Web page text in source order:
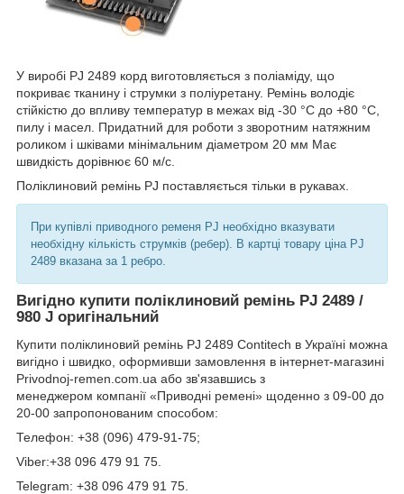
У виробі PJ 2489 корд виготовляється з поліаміду, що
покриває тканину і струмки з поліуретану. Ремінь володіє
стійкістю до впливу температур в межах від -30 °C до +80 °C,
пилу і масел. Придатний для роботи з зворотним натяжним
роликом і шківами мінімальним діаметром 20 мм Має
швидкість дорівнює 60 м/с.
Поліклиновий ремінь PJ поставляється тільки в рукавах.
При купівлі приводного ременя PJ необхідно вказувати
необхідну кількість струмків (ребер). В картці товару ціна PJ
2489 вказана за 1 ребро.
Вигідно купити поліклиновий ремінь PJ 2489 /
980 J оригінальний
Купити поліклиновий ремінь PJ 2489 Contitech в Україні можна
вигідно і швидко, оформивши замовлення в інтернет-магазині
Рrivodnoj-remen.com.ua або зв'язавшись з
менеджером компанії «Приводні ремені» щоденно з 09-00 до
20-00 запропонованим способом:
Телефон: +38 (096) 479-91-75;
Viber:+38 096 479 91 75.
Telegram: +38 096 479 91 75.